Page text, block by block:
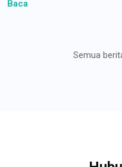
Baca
Semua